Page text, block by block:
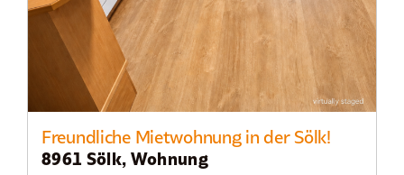
Freundliche Mietwohnung in der Sölk!
8961 Sölk, Wohnung